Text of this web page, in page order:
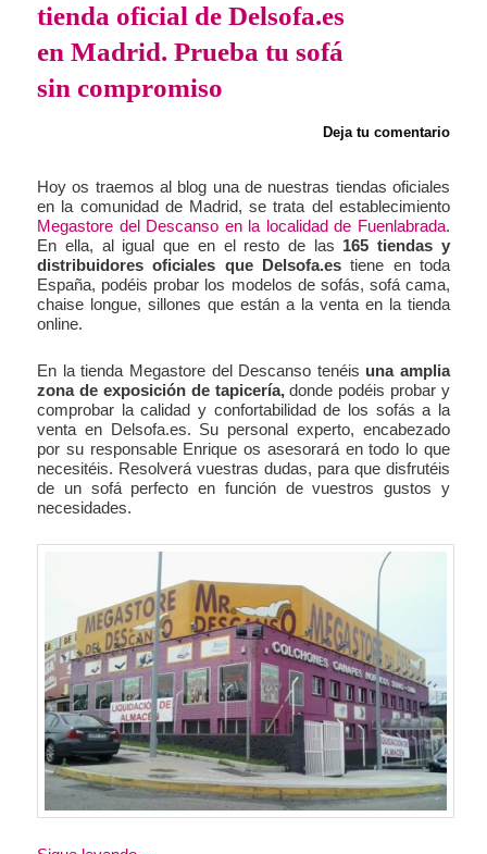
tienda oficial de Delsofa.es
en Madrid. Prueba tu sofá
sin compromiso
Deja tu comentario
Hoy os traemos al blog una de nuestras tiendas oficiales
en la comunidad de Madrid, se trata del establecimiento
Megastore del Descanso en la localidad de Fuenlabrada.
En ella, al igual que en el resto de las 165 tiendas y
distribuidores oficiales que Delsofa.es tiene en toda
España, podéis probar los modelos de sofás, sofá cama,
chaise longue, sillones que están a la venta en la tienda
online.
En la tienda Megastore del Descanso tenéis una amplia
zona de exposición de tapicería,donde podéis probar y
comprobar la calidad y confortabilidad de los sofás a la
venta en Delsofa.es. Su personal experto, encabezado
por su responsable Enrique os asesorará en todo lo que
necesitéis. Resolverá vuestras dudas, para que disfrutéis
de un sofá perfecto en función de vuestros gustos y
necesidades.